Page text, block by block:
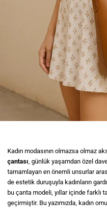
Kadın modasının olmazsa olmaz
çantası, günlük yaşamdan özel
tamamlayan en önemli unsurlar
de estetik duruşuyla kadınların
bu çanta modeli, yıllar içinde farklı
geçirmiştir. Bu yazımızda, kadın